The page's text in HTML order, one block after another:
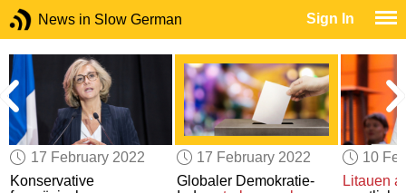
News in Slow German Sign In
17 February 2022
Konservative
17 February 2022
Globaler Demokratie-
10
Litauen